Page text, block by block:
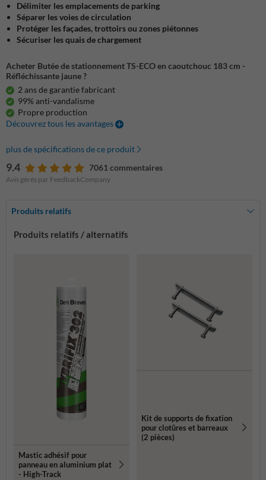
Délimiter les emplacements de parking
Séparer les voies de circulation
Protéger les façades, trottoirs ou zones piétonnes
Sécuriser les quais de chargement
Acheter Butée de stationnement TS-ECO en caoutchouc 183 cm -
Réfléchissante jaune ?
2 ans de garantie fabricant
99% anti-vandalisme
Propre production
Découvrez tous les avantages
plus de spécifications de ce produit
9.4 7061 commentaires
Avis gérés par FeedbackCompany
Produits relatifs
Produits relatifs / alternatifs
Mastic adhésif pour
panneau en aluminium plat
- High-Track
Kit de supports de fixation
pour clotûres et barreaux
(2 pièces)